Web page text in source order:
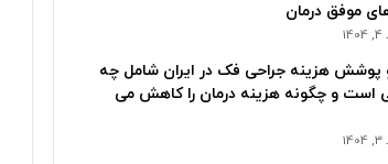
موفق درمان
پوشش هزینه جراحی فک در ایران شامل چه
است و چگونه هزینه درمان را کاهش می